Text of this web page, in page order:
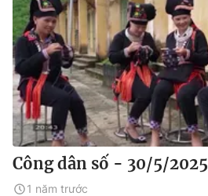
Công dân số - 30/5/2025
1 năm trước